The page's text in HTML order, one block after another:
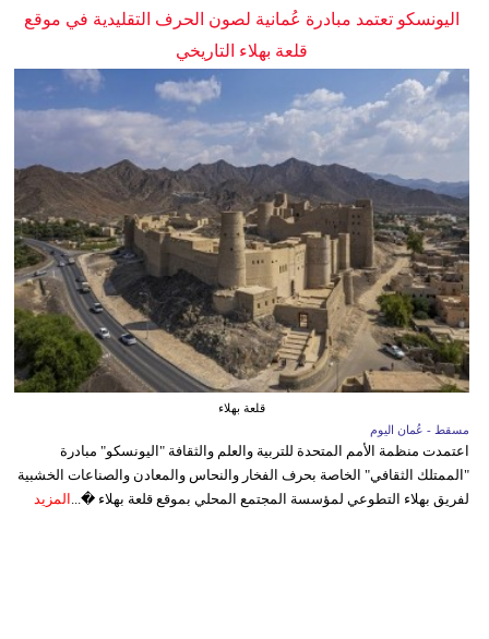
اليونسكو تعتمد مبادرة عُمانية لصون الحرف التقليدية في موقع
قلعة بهلاء التاريخي
قلعة بهلاء
مسقط - عُمان اليوم
اعتمدت منظمة الأمم المتحدة للتربية والعلم والثقافة "اليونسكو" مبادرة
"الممتلك الثقافي" الخاصة بحرف الفخار والنحاس والمعادن والصناعات الخشبية
لفريق بهلاء التطوعي لمؤسسة المجتمع المحلي بموقع قلعة بهلاء �... المزيد